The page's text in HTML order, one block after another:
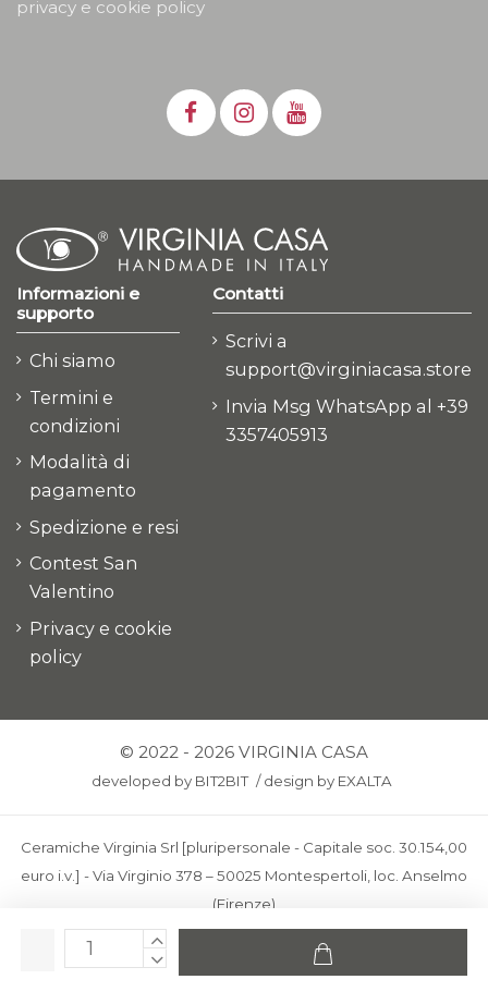
privacy e cookie policy
Informazioni e
supporto
Chi siamo
Termini e
condizioni
Modalità di
pagamento
Spedizione e resi
Contest San
Valentino
Privacy e cookie
policy
Contatti
Scrivi a
support@virginiacasa.store
Invia Msg WhatsApp al +39
3357405913
© 2022 - 2026 VIRGINIA CASA
developed by BIT2BIT /design by EXALTA
Ceramiche Virginia Srl [pluripersonale - Capitale soc. 30.154,00
euro i.v.] - Via Virginio 378 – 50025 Montespertoli, loc. Anselmo
(Firenze)
C.F. e P.IVA: IT00436100481 - REA: FI-227733 - PEC:
ceramichevirginia@pec.it